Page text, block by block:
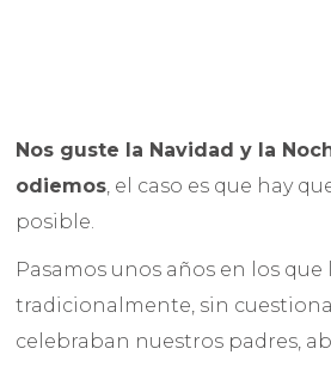
Nos guste la Navidad y la
odiemos, el caso es que hay
posible.
Pasamos unos años en los
tradicionalmente, sin
celebraban nuestros padres,